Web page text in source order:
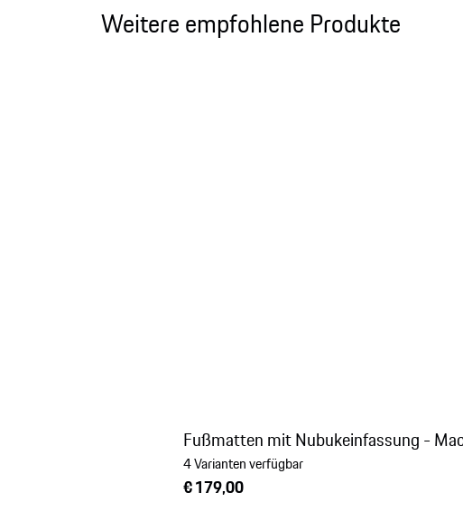
Weitere empfohlene Produkte
Fußmatten mit Nubukeinfassung -
4 Varianten verfügbar
€ 179,00